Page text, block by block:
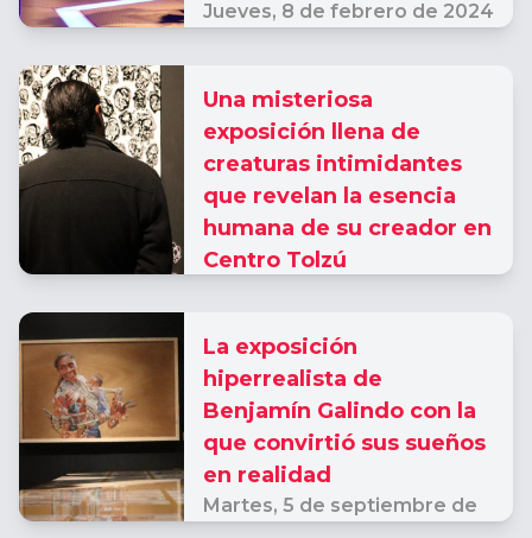
Jueves, 8 de febrero de 2024
Una misteriosa
exposición llena de
creaturas intimidantes
que revelan la esencia
humana de su creador en
Centro Tolzú
La exposición
hiperrealista de
Benjamín Galindo con la
que convirtió sus sueños
en realidad
Martes, 5 de septiembre de